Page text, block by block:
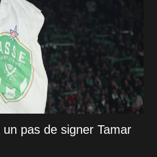
pas de signer Tamar